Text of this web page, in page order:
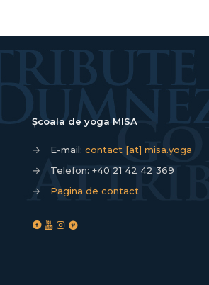
Școala de yoga MISA
→ E-mail: contact [at] misa.yoga
→
Telefon: +40 21 42 42 369
→
Pagina de contact